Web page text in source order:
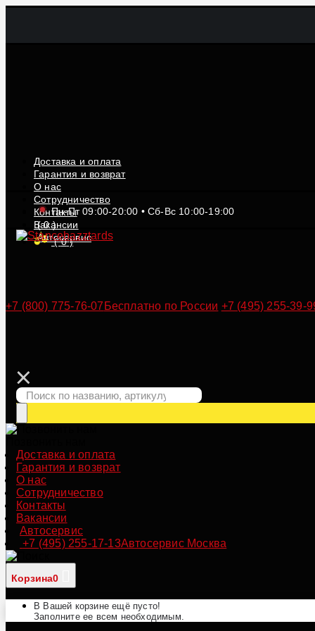
Доставка и оплата
Гарантия и возврат
О нас
Сотрудничество
Контакты
Вакансии
Автосервис
Пн-Пт 09:00-20:00 • Сб-Вс 10:00-19:00
(0)
(0)
+7 (800) 775-76-07 Бесплатно по России +7 (495) 255-39-
Доставка и оплата
Гарантия и возврат
О нас
Сотрудничество
Контакты
Вакансии
Автосервис
+7 (495) 255-17-13Автосервис Москва
Корзина0
В Вашей корзине ещё пусто!
Заполните ее всем необходимым.